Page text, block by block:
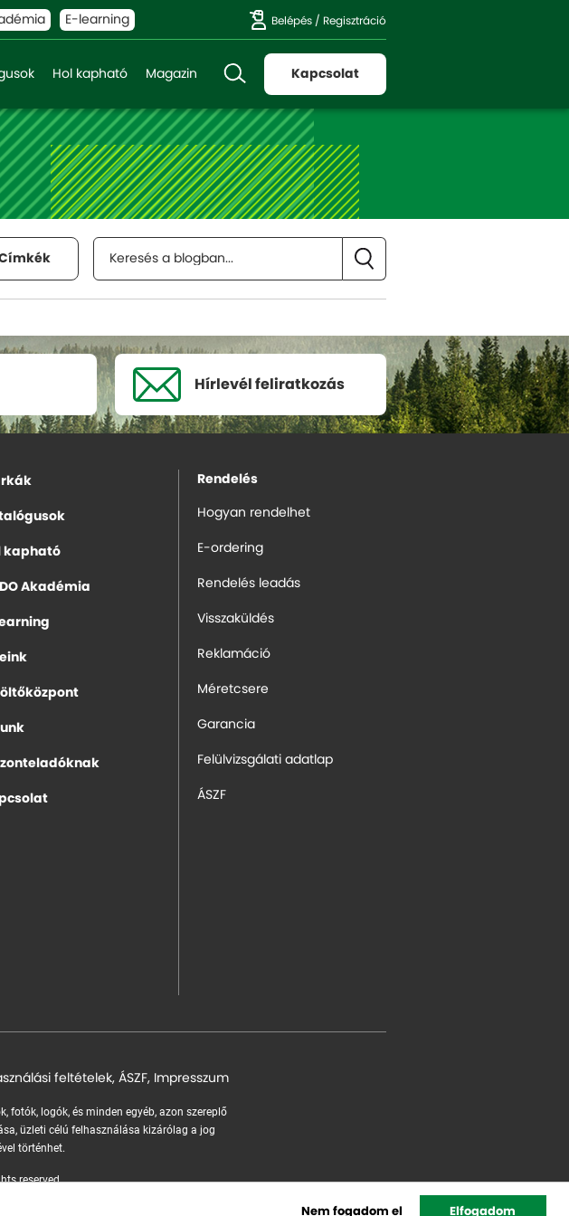
Nem fogadom el Elfogadom
E-learning Belépés / Regisztráció
Hol kapható Magazin Kapcsolat
Hírlevél feliratkozás
kapható
Akadémia
Rendelés
Hogyan rendelhet
E-ordering
Rendelés leadás
Visszaküldés
Reklamáció
Méretcsere
Garancia
Felülvizsgálati adatlap
ÁSZF
feltételek, ÁSZF, Impresszum
fotók, logók, és minden egyéb, azon szereplő
üzleti célú felhasználása kizárólag a jog
történhet.
reserved.